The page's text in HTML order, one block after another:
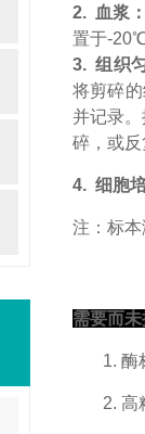
2. 血浆
置于-20
3.组织
将剪碎
并记录
碎，或
4. 细胞
注：标
需要而
1. 酶
2. 高